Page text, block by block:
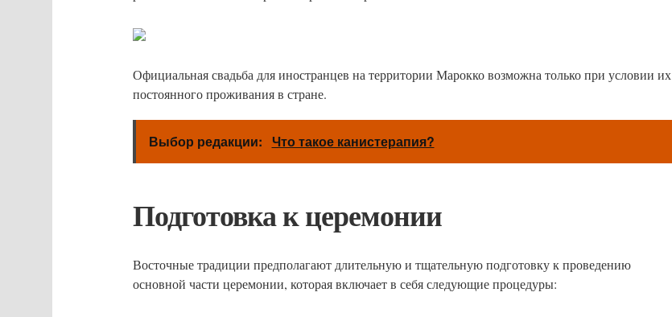
Официальная свадьба для иностранцев на территории Марокко возможна только при условии их
постоянного проживания в стране.
Выбор редакции: Что такое канистерапия?
Подготовка к церемонии
Восточные традиции предполагают длительную и тщательную подготовку к проведению
основной части церемонии, которая включает в себя следующие процедуры: